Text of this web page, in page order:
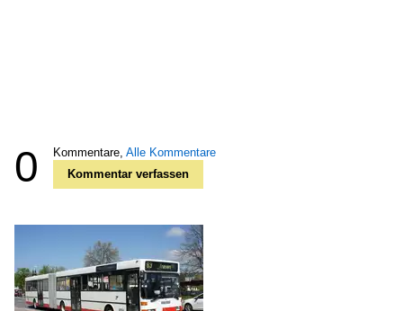
0 Kommentare, Alle Kommentare
Kommentar verfassen